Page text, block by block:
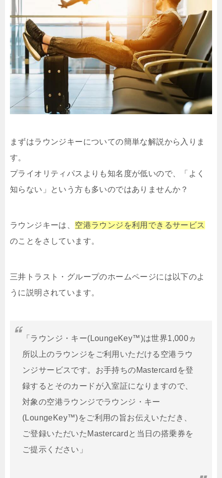
まずはラウンジキーについての簡単な解説から入りま
す。
プライオリティパスよりも知名度が低いので、「よく
知らない」という方も多いのではありませんか？
ラウンジキーは、 空港ラウンジを利用できるサービス
のことをさしています。
三井トラスト・グループのホームページには以下のよ
うに説明されています。
「ラウンジ・キー(LoungeKey™)は世界1,000ヵ
所以上のラウンジをご利用いただける空港ラウ
ンジサービスです。お手持ちのMastercardを登
録するとそのカードが入室証になりますので、
対象の空港ラウンジでラウンジ・キー
(LoungeKey™)をご利用の旨お伝えいただき、
ご登録いただいたMastercardと当日の搭乗券を
ご提示ください」